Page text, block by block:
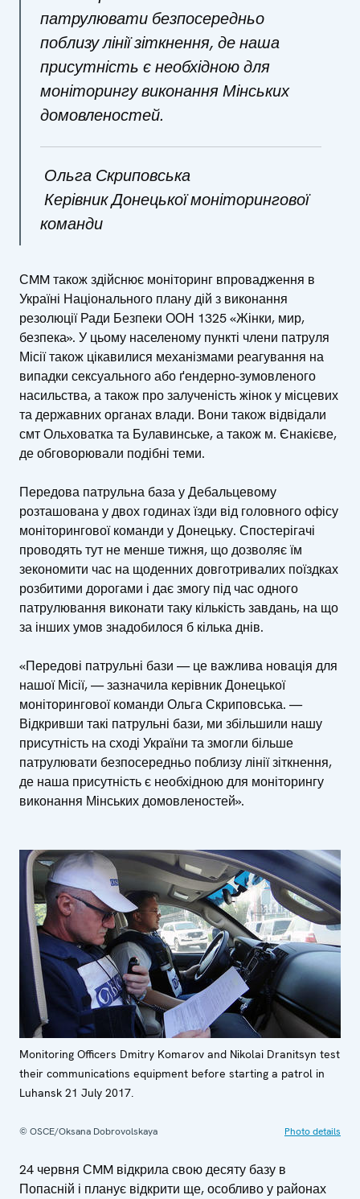
патрулювати безпосередньо
поблизу лінії зіткнення, де наша
присутність є необхідною для
моніторингу виконання Мінських
домовленостей.
Ольга Скриповська
Керівник Донецької моніторингової
команди
СMM також здійснює моніторинг впровадження в
Україні Національного плану дій з виконання
резолюції Ради Безпеки ООН 1325 «Жінки, мир,
безпека». У цьому населеному пункті члени патруля
Місії також цікавилися механізмами реагування на
випадки сексуального або ґендерно-зумовленого
насильства, а також про залученість жінок у місцевих
та державних органах влади. Вони також відвідали
смт Ольховатка та Булавинське, а також м. Єнакієве,
де обговорювали подібні теми.
Передова патрульна база у Дебальцевому
розташована у двох годинах їзди від головного офісу
моніторингової команди у Донецьку. Спостерігачі
проводять тут не менше тижня, що дозволяє їм
зекономити час на щоденних довготривалих поїздках
розбитими дорогами і дає змогу під час одного
патрулювання виконати таку кількість завдань, на що
за інших умов знадобилося б кілька днів.
«Передові патрульні бази — це важлива новація для
нашої Місії, — зазначила керівник Донецької
моніторингової команди Ольга Скриповська. —
Відкривши такі патрульні бази, ми збільшили нашу
присутність на сході України та змогли більше
патрулювати безпосередньо поблизу лінії зіткнення,
де наша присутність є необхідною для моніторингу
виконання Мінських домовленостей».
Monitoring Officers Dmitry Komarov and Nikolai Dranitsyn test
their communications equipment before starting a patrol in
Luhansk 21 July 2017.
© OSCE/Oksana Dobrovolskaya Photo details
24 червня СMM відкрила свою десяту базу в
Попасній і планує відкрити ще, особливо у районах